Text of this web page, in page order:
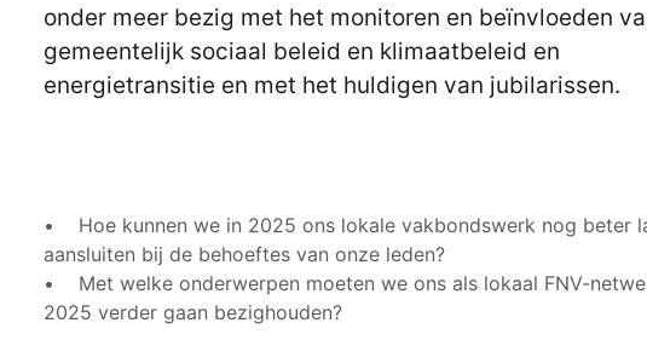
onder meer bezig met het monitoren en beïnvloeden
gemeentelijk sociaal beleid en klimaatbeleid en
energietransitie en met het huldigen van jubilarissen.
• Hoe kunnen we in 2025 ons lokale vakbondswerk nog beter
aansluiten bij de behoeftes van onze leden?
• Met welke onderwerpen moeten we ons als lokaal FNV-
2025 verder gaan bezighouden?